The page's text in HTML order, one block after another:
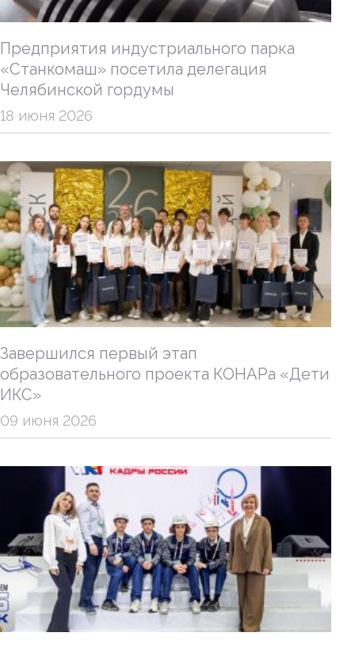
Предприятия индустриального парка
«Станкомаш» посетила делегация
Челябинской гордумы
18 июня 2026
Завершился первый этап
образовательного проекта КОНАРа «Дети
ИКС»
09 июня 2026